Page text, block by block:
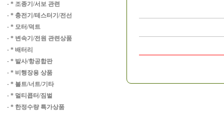
· * 조종기/서보 관련
· * 충전기/테스터기/전선
· * 모터/덕트
· * 변속기/전원 관련상품
· * 배터리
· * 발사/항공합판
· * 비행장용 상품
· * 볼트/너트/기타
· * 멀티콥터/짐벌
· * 한정수량 특가상품